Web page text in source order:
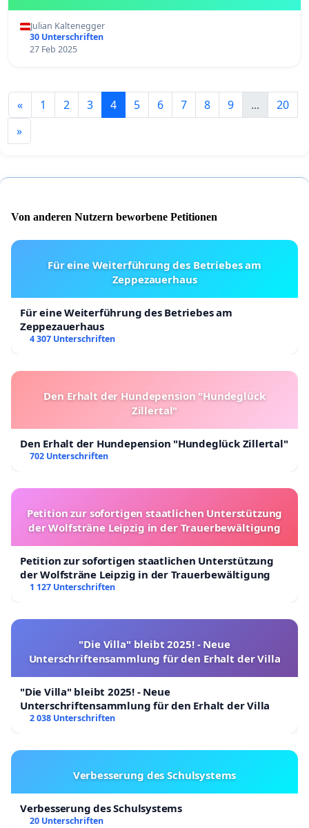
Julian Kaltenegger
30 Unterschriften
27 Feb 2025
« 1 2 3 4 5 6 7 8 9 ...
20
»
Von anderen Nutzern beworbene Petitionen
Für eine Weiterführung des Betriebes am
Zeppezauerhaus
Für eine Weiterführung des Betriebes am
Zeppezauerhaus
4 307 Unterschriften
Den Erhalt der Hundepension "Hundeglück
Zillertal"
Den Erhalt der Hundepension "Hundeglück Zillertal"
702 Unterschriften
Petition zur sofortigen staatlichen Unterstützung
der Wolfsträne Leipzig in der Trauerbewältigung
Petition zur sofortigen staatlichen Unterstützung
der Wolfsträne Leipzig in der Trauerbewältigung
1 127 Unterschriften
"Die Villa" bleibt 2025! - Neue
Unterschriftensammlung für den Erhalt der Villa
"Die Villa" bleibt 2025! - Neue
Unterschriftensammlung für den Erhalt der Villa
2 038 Unterschriften
Verbesserung des Schulsystems
Verbesserung des Schulsystems
20 Unterschriften